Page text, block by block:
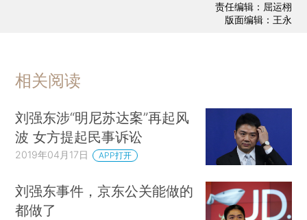
责任编辑：屈运栩
版面编辑：王永
相关阅读
刘强东涉“明尼苏达案”再起风
波 女方提起民事诉讼
2019年04月17日 APP打开
刘强东事件，京东公关能做的
都做了